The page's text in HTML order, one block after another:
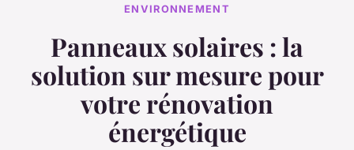
ENVIRONNEMENT
Panneaux solaires : la
solution sur mesure pour
votre rénovation
énergétique